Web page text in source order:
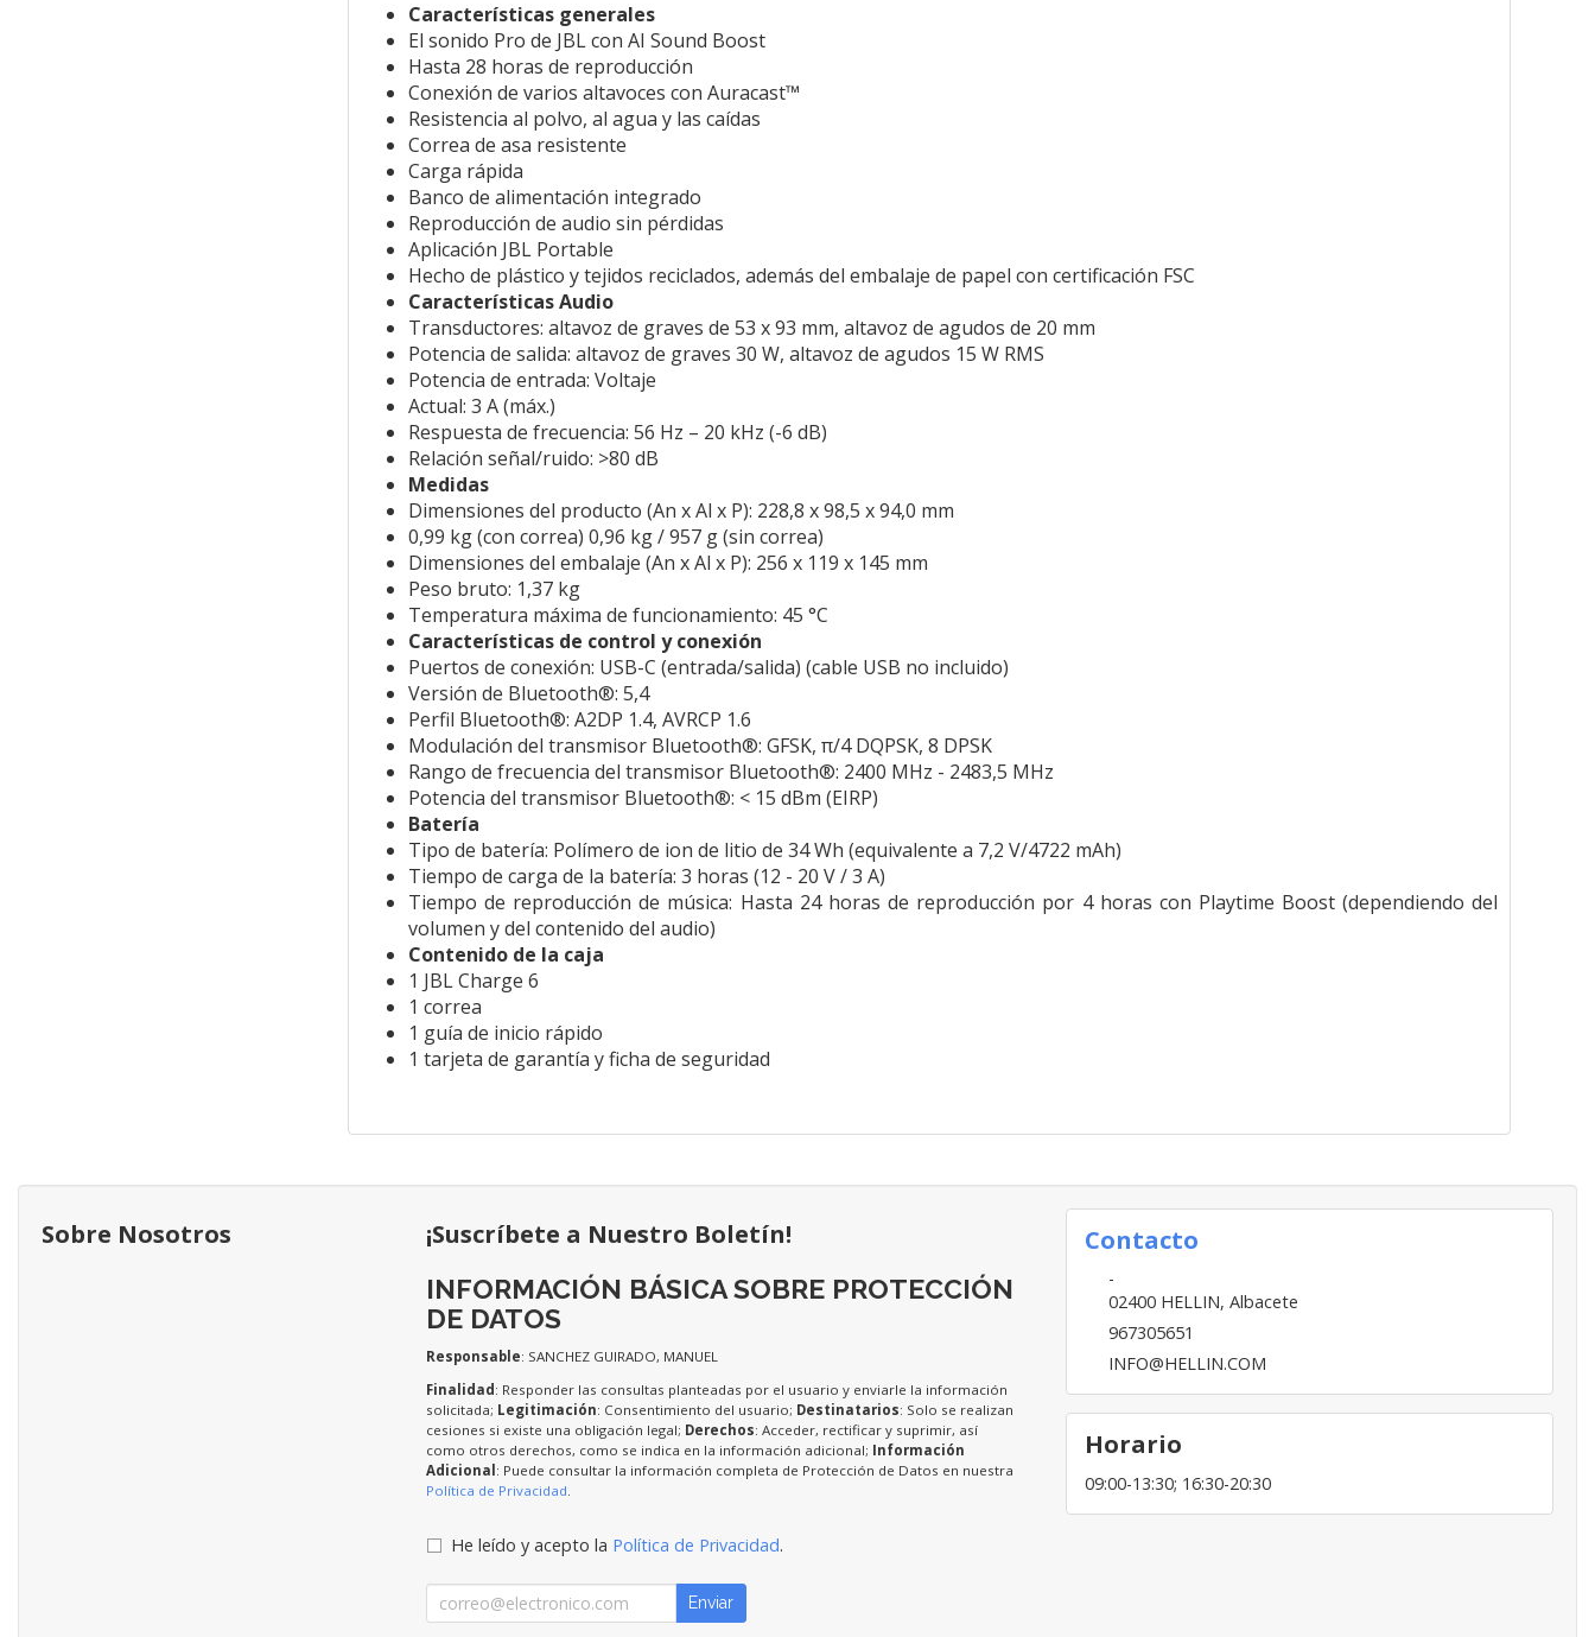
Características generales
El sonido Pro de JBL con AI Sound Boost
Hasta 28 horas de reproducción
Conexión de varios altavoces con Auracast™
Resistencia al polvo, al agua y las caídas
Correa de asa resistente
Carga rápida
Banco de alimentación integrado
Reproducción de audio sin pérdidas
Aplicación JBL Portable
Hecho de plástico y tejidos reciclados, además del embalaje de papel con certificación FSC
Características Audio
Transductores: altavoz de graves de 53 x 93 mm, altavoz de agudos de 20 mm
Potencia de salida: altavoz de graves 30 W, altavoz de agudos 15 W RMS
Potencia de entrada: Voltaje
Actual: 3 A (máx.)
Respuesta de frecuencia: 56 Hz – 20 kHz (-6 dB)
Relación señal/ruido: >80 dB
Medidas
Dimensiones del producto (An x Al x P): 228,8 x 98,5 x 94,0 mm
0,99 kg (con correa) 0,96 kg / 957 g (sin correa)
Dimensiones del embalaje (An x Al x P): 256 x 119 x 145 mm
Peso bruto: 1,37 kg
Temperatura máxima de funcionamiento: 45 °C
Características de control y conexión
Puertos de conexión: USB-C (entrada/salida) (cable USB no incluido)
Versión de Bluetooth®: 5,4
Perfil Bluetooth®: A2DP 1.4, AVRCP 1.6
Modulación del transmisor Bluetooth®: GFSK, π/4 DQPSK, 8 DPSK
Rango de frecuencia del transmisor Bluetooth®: 2400 MHz - 2483,5 MHz
Potencia del transmisor Bluetooth®: < 15 dBm (EIRP)
Batería
Tipo de batería: Polímero de ion de litio de 34 Wh (equivalente a 7,2 V/4722 mAh)
Tiempo de carga de la batería: 3 horas (12 - 20 V / 3 A)
Tiempo de reproducción de música: Hasta 24 horas de reproducción por 4 horas con Playtime Boost (dependiendo del
volumen y del contenido del audio)
Contenido de la caja
1 JBL Charge 6
1 correa
1 guía de inicio rápido
1 tarjeta de garantía y ficha de seguridad
Sobre Nosotros
¡Suscríbete a Nuestro Boletín!
INFORMACIÓN BÁSICA SOBRE PROTECCIÓN
DE DATOS
Responsable: SANCHEZ GUIRADO, MANUEL
Finalidad : Responder las consultas planteadas por el usuario y enviarle la información
solicitada; Legitimación: Consentimiento del usuario; Destinatarios: Solo se realizan
cesiones si existe una obligación legal; Derechos: Acceder, rectificar y suprimir, así
como otros derechos, como se indica en la información adicional; Información
Adicional : Puede consultar la información completa de Protección de Datos en nuestra
Política de Privacidad.
He leído y acepto la Política de Privacidad.
Enviar
Contacto
-
02400 HELLIN, Albacete
967305651
INFO@HELLIN.COM
Horario
09:00-13:30; 16:30-20:30